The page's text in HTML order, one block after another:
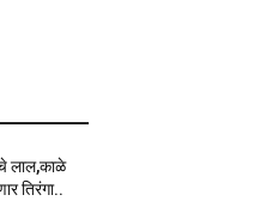
लाल,काळे
तिरंगा..